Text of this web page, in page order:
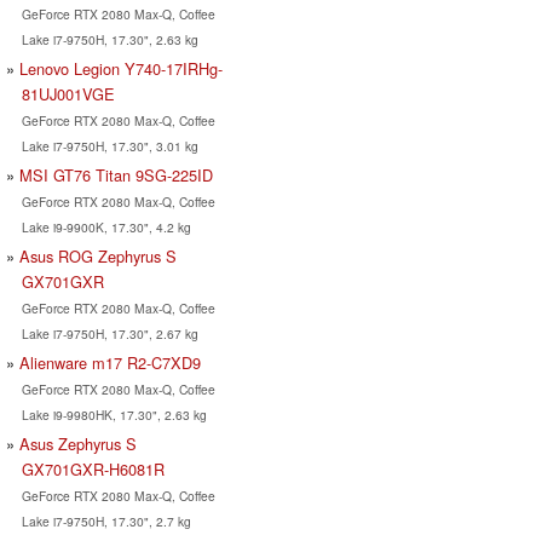
GeForce RTX 2080 Max-Q, Coffee
Lake i7-9750H, 17.30", 2.63 kg
Lenovo Legion Y740-17IRHg-
81UJ001VGE
GeForce RTX 2080 Max-Q, Coffee
Lake i7-9750H, 17.30", 3.01 kg
MSI GT76 Titan 9SG-225ID
GeForce RTX 2080 Max-Q, Coffee
Lake i9-9900K, 17.30", 4.2 kg
Asus ROG Zephyrus S
GX701GXR
GeForce RTX 2080 Max-Q, Coffee
Lake i7-9750H, 17.30", 2.67 kg
Alienware m17 R2-C7XD9
GeForce RTX 2080 Max-Q, Coffee
Lake i9-9980HK, 17.30", 2.63 kg
Asus Zephyrus S
GX701GXR-H6081R
GeForce RTX 2080 Max-Q, Coffee
Lake i7-9750H, 17.30", 2.7 kg